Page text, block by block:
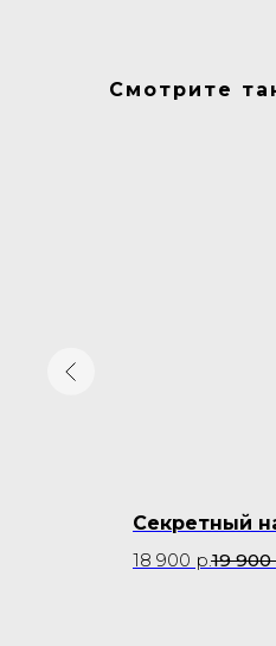
Смотрите
Секретный
18 900 р.19 900